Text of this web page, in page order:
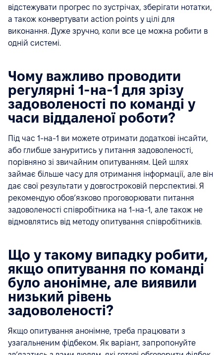
відстежувати прогрес по зустрічах, зберігати нотатки,
а також конвертувати action points у цілі для
виконання. Дуже зручно, коли все це можна робити в
одній системі.
Чому важливо проводити
регулярні 1-на-1 для зрізу
задоволеності по команді у
часи віддаленої роботи?
Під час 1-на-1 ви можете отримати додаткові інсайти,
або глибше зануритись у питання задоволеності,
порівняно зі звичайним опитуванням. Цей шлях
займає більше часу для отримання інформації, але він
дає свої результати у довгостроковій перспективі. Я
рекомендую обов’язково проговорювати питання
задоволеності співробітника на 1-на-1, але також не
відмовлятись від методу опитування співробітників.
Що у такому випадку робити,
якщо опитування по команді
було анонімне, але виявили
низький рівень
задоволеності?
Якщо опитування анонімне, треба працювати з
узагальненим фідбеком. Як варіант, запропонуйте